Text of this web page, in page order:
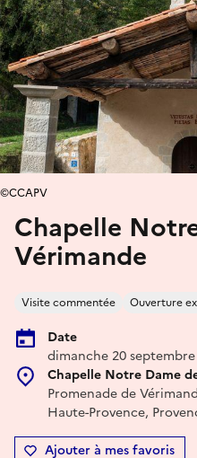
Chapelle
Vérimande
Visite commentée Ouverture
Date
dimanche 20 septembre
Chapelle Notre Dame
Promenade de
Haute-Provence,
Ajouter à mes favoris
©CCAPV